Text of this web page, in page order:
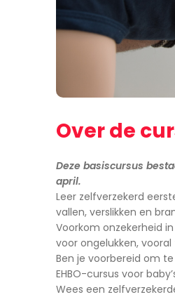
Over de
Deze basiscursus
april.
Leer zelfverzekerd
vallen, verslikken en
Voorkom onzekerheid
voor ongelukken, vooral
Ben je voorbereid om
EHBO-cursus voor
Wees een